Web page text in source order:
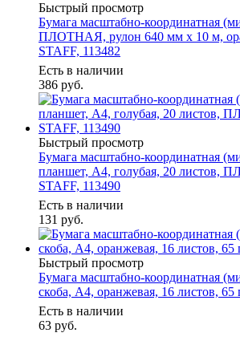
Быстрый просмотр
Бумага масштабно-координатная
ПЛОТНАЯ, рулон 640 мм х 10 м,
STAFF, 113482
Есть в наличии
386 руб.
Быстрый просмотр
Бумага масштабно-координатная
планшет, А4, голубая, 20 листов,
STAFF, 113490
Есть в наличии
131 руб.
Быстрый просмотр
Бумага масштабно-координатная
скоба, А4, оранжевая, 16 листов, 65
Есть в наличии
63 руб.